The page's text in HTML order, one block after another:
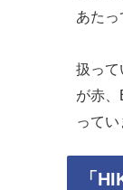
あたっ
扱って
が赤
ってい
「